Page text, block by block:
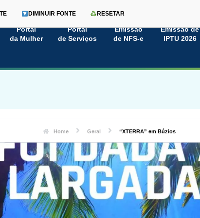
Portal
da Mulher
Portal
de Serviços
Emissão
de NFS-e
Emissão de
IPTU 2026
DIMINUIR FONTE RESETAR
Home Geral “XTERRA” em Búzios